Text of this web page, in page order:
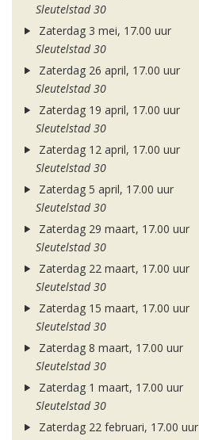
Sleutelstad 30
Zaterdag 3 mei, 17.00 uur
Sleutelstad 30
Zaterdag 26 april, 17.00 uur
Sleutelstad 30
Zaterdag 19 april, 17.00 uur
Sleutelstad 30
Zaterdag 12 april, 17.00 uur
Sleutelstad 30
Zaterdag 5 april, 17.00 uur
Sleutelstad 30
Zaterdag 29 maart, 17.00 uur
Sleutelstad 30
Zaterdag 22 maart, 17.00 uur
Sleutelstad 30
Zaterdag 15 maart, 17.00 uur
Sleutelstad 30
Zaterdag 8 maart, 17.00 uur
Sleutelstad 30
Zaterdag 1 maart, 17.00 uur
Sleutelstad 30
Zaterdag 22 februari, 17.00 uur